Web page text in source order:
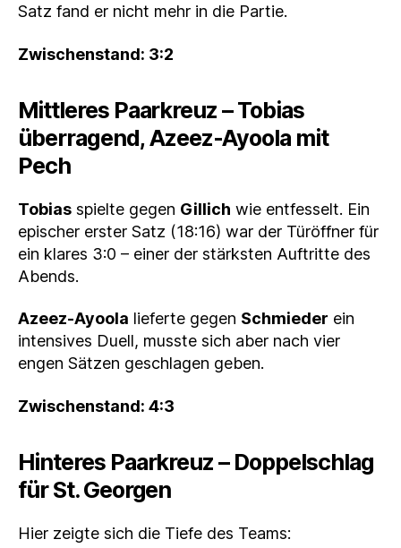
Satz fand er nicht mehr in die Partie.
Zwischenstand: 3:2
Mittleres Paarkreuz – Tobias
überragend, Azeez‑Ayoola mit
Pech
Tobias spielte gegen Gillich wie entfesselt. Ein
epischer erster Satz (18:16) war der Türöffner für
ein klares 3:0 – einer der stärksten Auftritte des
Abends.
Azeez‑Ayoola lieferte gegen Schmieder ein
intensives Duell, musste sich aber nach vier
engen Sätzen geschlagen geben.
Zwischenstand: 4:3
Hinteres Paarkreuz – Doppelschlag
für St. Georgen
Hier zeigte sich die Tiefe des Teams: